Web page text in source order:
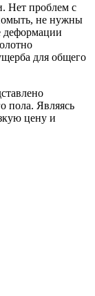
Нет проблем с
не нужны
деформации
для общего
пола. Являясь
цену и